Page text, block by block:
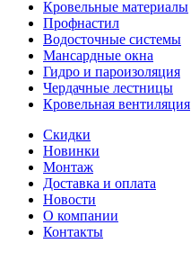
Кровельные материалы
Профнастил
Водосточные системы
Мансардные окна
Гидро и пароизоляция
Чердачные лестницы
Кровельная вентиляция
Скидки
Новинки
Монтаж
Доставка и оплата
Новости
О компании
Контакты